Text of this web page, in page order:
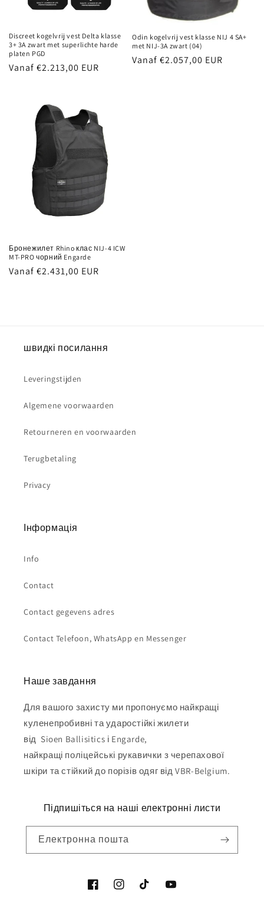
Discreet kogelvrij vest Delta klasse
3+ 3A zwart met superlichte harde
platen PGD
Normale
Vanaf €2.213,00 EUR
Odin kogelvrij vest klasse NIJ 4 SA+
met NIJ-3A zwart (04)
Normale
Vanaf €2.057,00 EUR
Бронежилет Rhino клас NIJ-4 ICW
MT-PRO чорний Engarde
Normale
Vanaf €2.431,00 EUR
швидкі посилання
Leveringstijden
Algemene voorwaarden
Retourneren en voorwaarden
Terugbetaling
Privacy
Інформація
Info
Contact
Contact gegevens adres
Contact Telefoon, WhatsApp en Messenger
Наше завдання
Для вашого захисту ми пропонуємо найкращі
куленепробивні та ударостійкі жилети
від Sioen Ballisitics і Engarde,
найкращі поліцейські рукавички з черепахової
шкіри та стійкий до порізів одяг від VBR-Belgium.
Підпишіться на наші електронні листи
Електронна пошта
FacebookInstagram
Tik
YouTube